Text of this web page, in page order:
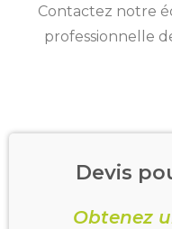
Contactez notre
professionnelle
Devis
Obtenez